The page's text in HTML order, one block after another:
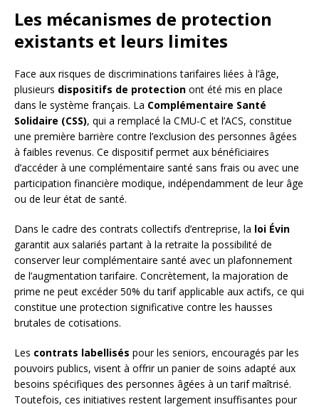
Les mécanismes de protection
existants et leurs limites
Face aux risques de discriminations tarifaires liées à l’âge,
plusieurs dispositifs de protection ont été mis en place
dans le système français. La Complémentaire Santé
Solidaire (CSS), qui a remplacé la CMU-C et l’ACS, constitue
une première barrière contre l’exclusion des personnes âgées
à faibles revenus. Ce dispositif permet aux bénéficiaires
d’accéder à une complémentaire santé sans frais ou avec une
participation financière modique, indépendamment de leur âge
ou de leur état de santé.
Dans le cadre des contrats collectifs d’entreprise, la loi Évin
garantit aux salariés partant à la retraite la possibilité de
conserver leur complémentaire santé avec un plafonnement
de l’augmentation tarifaire. Concrètement, la majoration de
prime ne peut excéder 50% du tarif applicable aux actifs, ce qui
constitue une protection significative contre les hausses
brutales de cotisations.
Les contrats labellisés pour les seniors, encouragés par les
pouvoirs publics, visent à offrir un panier de soins adapté aux
besoins spécifiques des personnes âgées à un tarif maîtrisé.
Toutefois, ces initiatives restent largement insuffisantes pour